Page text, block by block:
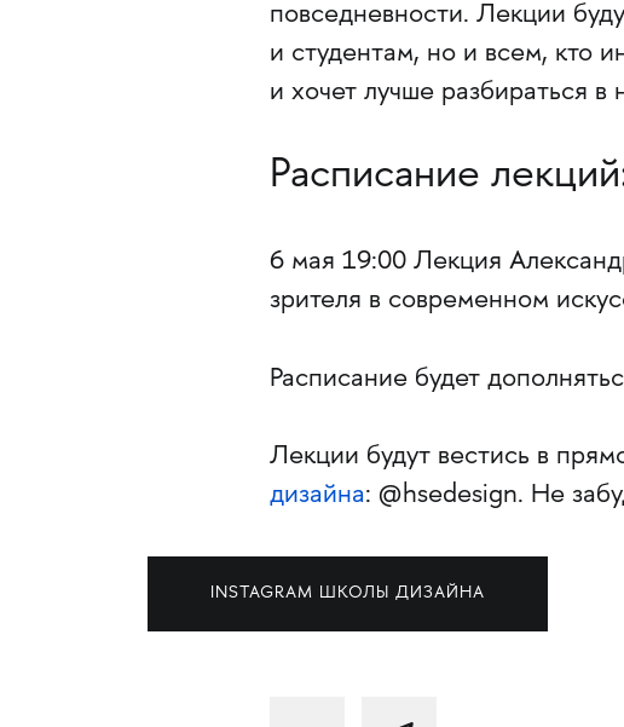
повседневности. Лекции
и студентам, но и всем, кто
и хочет лучше разбираться в
Расписание
6 мая 19:00 Лекция
зрителя в современном
Расписание будет
Лекции будут вестись в
дизайна: @hsedesign. Не
INSTAGRAM ШКОЛЫ ДИЗАЙНА